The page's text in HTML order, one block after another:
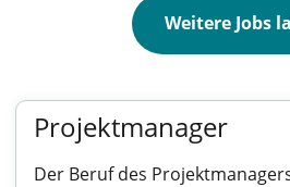
Weitere Jobs
Projektmanager
Der Beruf des